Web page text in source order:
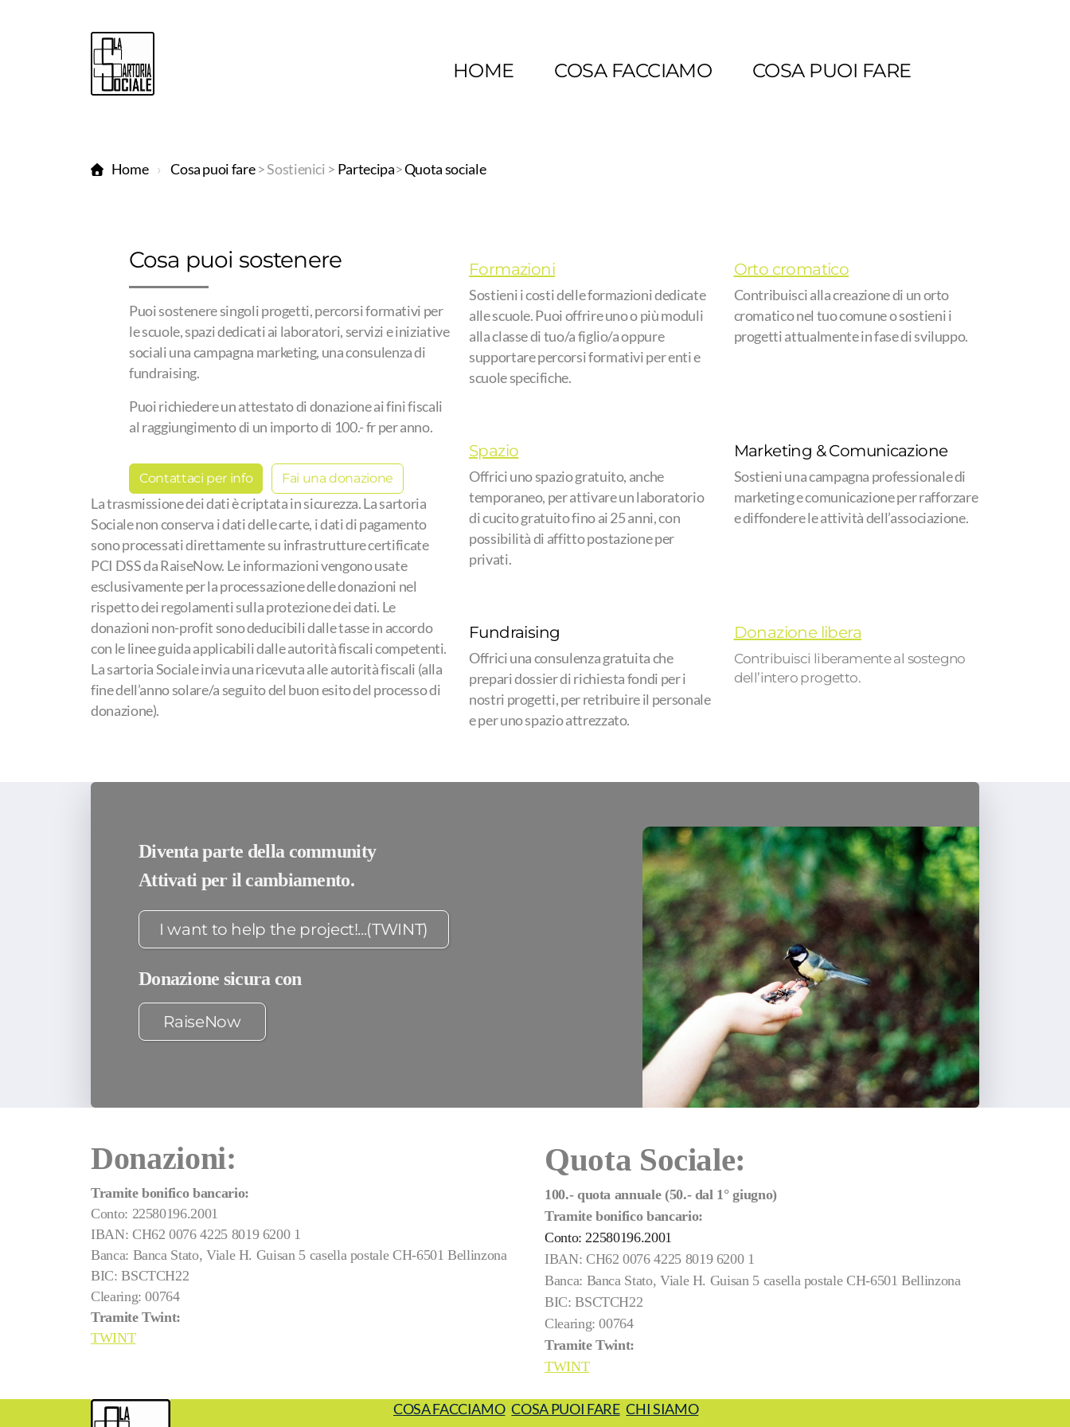
HOME COSA FACCIAMO COSA PUOI FARE
Home Cosa puoi fare> Sostienici > Partecipa>Quota sociale
Cosa puoi sostenere
Puoi sostenere singoli progetti, percorsi formativi per
le scuole, spazi dedicati ai laboratori, servizi e iniziative
sociali una campagna marketing, una consulenza di
fundraising.
Puoi richiedere un attestato di donazione ai fini fiscali
al raggiungimento di un importo di 100.- fr per anno.
Contattaci per info Fai una donazione
La trasmissione dei dati è criptata in sicurezza. La sartoria
Sociale non conserva i dati delle carte, i dati di pagamento
sono processati direttamente su infrastrutture certificate
PCI DSS da RaiseNow. Le informazioni vengono usate
esclusivamente per la processazione delle donazioni nel
rispetto dei regolamenti sulla protezione dei dati. Le
donazioni non-profit sono deducibili dalle tasse in accordo
con le linee guida applicabili dalle autorità fiscali competenti.
La sartoria Sociale invia una ricevuta alle autorità fiscali (alla
fine dell’anno solare/a seguito del buon esito del processo di
donazione).
Formazioni
Sostieni i costi delle formazioni dedicate
alle scuole. Puoi offrire uno o più moduli
alla classe di tuo/a figlio/a oppure
supportare percorsi formativi per enti e
scuole specifiche.
Orto cromatico
Contribuisci alla creazione di un orto
cromatico nel tuo comune o sostieni i
progetti attualmente in fase di sviluppo.
Spazio
Offrici uno spazio gratuito, anche
temporaneo, per attivare un laboratorio
di cucito gratuito fino ai 25 anni, con
possibilità di affitto postazione per
privati.
Marketing & Comunicazione
Sostieni una campagna professionale di
marketing e comunicazione per rafforzare
e diffondere le attività dell’associazione.
Fundraising
Offrici una consulenza gratuita che
prepari dossier di richiesta fondi per i
nostri progetti, per retribuire il personale
e per uno spazio attrezzato.
Donazione libera
Contribuisci liberamente al sostegno
dell’intero progetto.
Diventa parte della community
Attivati per il cambiamento.
I want to help the project!...(TWINT)
Donazione sicura con
RaiseNow
Donazioni:
Tramite bonifico bancario:
Conto: 22580196.2001
IBAN: CH62 0076 4225 8019 6200 1
Banca: Banca Stato, Viale H. Guisan 5 casella postale CH-6501 Bellinzona
BIC: BSCTCH22
Clearing: 00764
Tramite Twint:
TWINT
Quota Sociale:
100.- quota annuale (50.- dal 1° giugno)
Tramite bonifico bancario:
Conto: 22580196.2001
IBAN: CH62 0076 4225 8019 6200 1
Banca: Banca Stato, Viale H. Guisan 5 casella postale CH-6501 Bellinzona
BIC: BSCTCH22
Clearing: 00764
Tramite Twint:
TWINT
COSA FACCIAMO COSA PUOI FARE CHI SIAMO